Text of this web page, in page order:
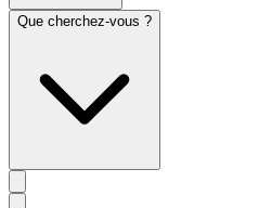
Que cherchez-vous ?